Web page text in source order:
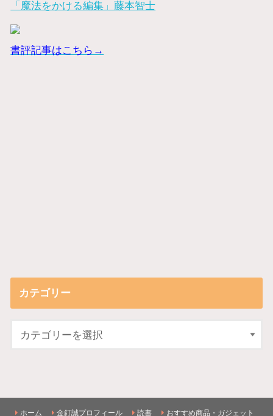
「魔法をかける編集」藤本智士
書評記事はこちら→
カテゴリー
ホーム 金釘誠プロフィール 読書 おすすめ商品・ガジェット